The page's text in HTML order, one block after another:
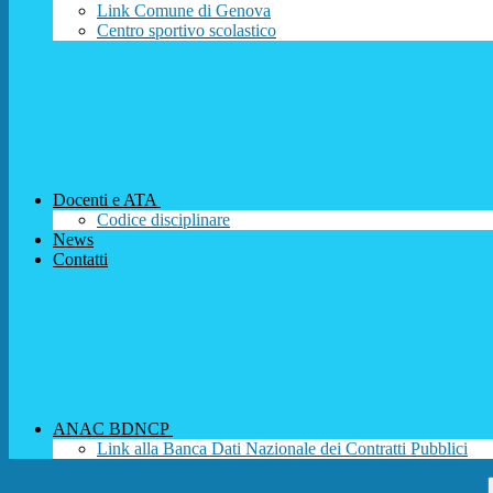
Link Comune di Genova
Centro sportivo scolastico
Docenti e ATA
Codice disciplinare
News
Contatti
ANAC BDNCP
Link alla Banca Dati Nazionale dei Contratti Pubblici